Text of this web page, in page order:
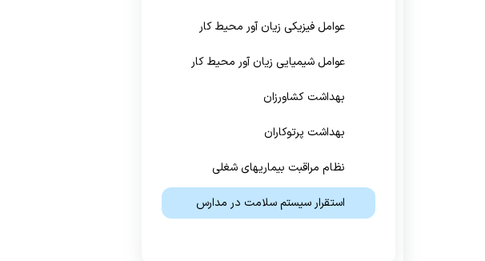
عوامل فیزیکی زیان آور محیط کار
عوامل شیمیایی زیان آور محیط کار
بهداشت کشاورزان
بهداشت پرتوکاران
نظام مراقبت بیماریهای شغلی
استقرار سیستم سلامت در مدارس